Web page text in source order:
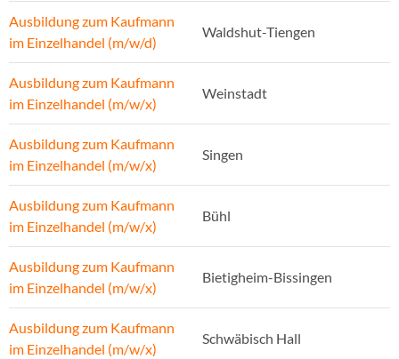
Ausbildung zum Kaufmann
im Einzelhandel (m/w/d)
Waldshut-Tiengen
Ausbildung zum Kaufmann
im Einzelhandel (m/w/x)
Weinstadt
Ausbildung zum Kaufmann
im Einzelhandel (m/w/x)
Singen
Ausbildung zum Kaufmann
im Einzelhandel (m/w/x)
Bühl
Ausbildung zum Kaufmann
im Einzelhandel (m/w/x)
Bietigheim-Bissingen
Ausbildung zum Kaufmann
im Einzelhandel (m/w/x)
Schwäbisch Hall